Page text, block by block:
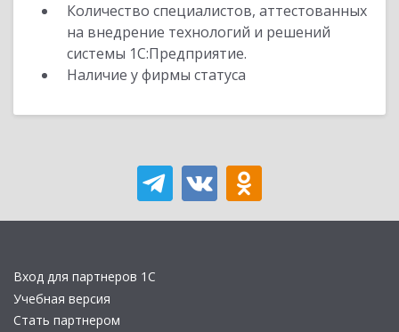
Количество специалистов, аттестованных
на внедрение технологий и решений
системы 1С:Предприятие.
Наличие у фирмы статуса
Вход для партнеров 1С
Учебная версия
Стать партнером